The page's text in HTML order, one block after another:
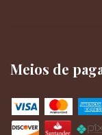
Meios de